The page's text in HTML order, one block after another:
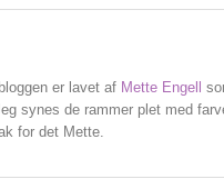
er lavet af Mette Engell
synes de rammer plet med
for det Mette.